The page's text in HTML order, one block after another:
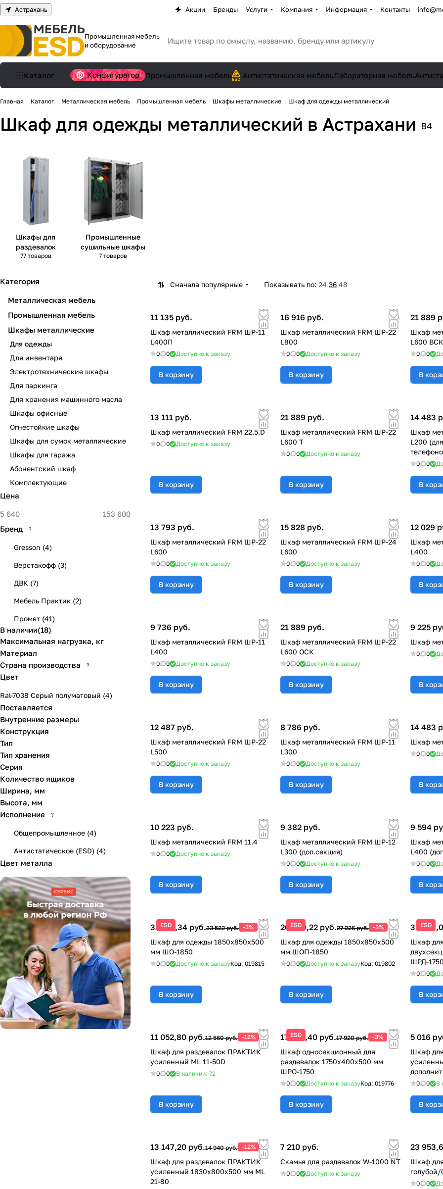
Астрахань Акции Бренды Услуги Компания Информация Контакты
Промышленная мебель
и оборудование
Каталог Конфигуратор Промышленная мебель Антистатическая мебельЛабораторная мебель
Главная Каталог Металлическая мебель Промышленная мебель Шкафы металлические Шкаф для одежды металлический
Шкаф для одежды металлический в Астрахани 84
Шкафы для
раздевалок
77 товаров
Промышленные
сушильные шкафы
7 товаров
Сначала популярные Показывать по: 24 36 48
11 135 руб.
Шкаф металлический FRM ШР-11
L400П
0 0 Доступно к заказу
В корзину
16 916 руб.
Шкаф металлический FRM ШР-22
L800
0 0 Доступно к заказу
В корзину
21 889
Шкаф
L600 ВСК
0 0
В
13 111 руб.
Шкаф металлический FRM 22.5.D
0 0 Доступно к заказу
В корзину
21 889 руб.
Шкаф металлический FRM ШР-22
L600 Т
0 0 Доступно к заказу
В корзину
14 483
Шкаф
L200
0 0
В
13 793 руб.
Шкаф металлический FRM ШР-22
L600
0 0 Доступно к заказу
В корзину
15 828 руб.
Шкаф металлический FRM ШР-24
L600
0 0 Доступно к заказу
В корзину
12 029
Шкаф
L400
0 0
В
9 736 руб.
Шкаф металлический FRM ШР-11
L400
0 0 Доступно к заказу
В корзину
21 889 руб.
Шкаф металлический FRM ШР-22
L600 ОСК
0 0 Доступно к заказу
В корзину
9 225
Шкаф
0 0
В
12 487 руб.
Шкаф металлический FRM ШР-22
L500
0 0 Доступно к заказу
В корзину
8 786 руб.
Шкаф металлический FRM ШР-11
L300
0 0 Доступно к заказу
В корзину
14 483
Шкаф
0 0
В
10 223 руб.
Шкаф металлический FRM 11.4
0 0 Доступно к заказу
В корзину
9 382 руб.
Шкаф металлический FRM ШР-12
L300 (доп.секция)
0 0 Доступно к заказу
В корзину
9 594
Шкаф
L400
0 0
В
ESD
32 516,34 руб.33 522 руб. -3%
Шкаф для одежды 1850х850х500
мм ШО-1850
0 0 Доступно к заказуКод: 019815
В корзину
ESD
26 409,22 руб.27 226 руб. -3%
Шкаф для одежды 1850х850х500
мм ШОП-1850
0 0 Доступно к заказуКод: 019802
В корзину
ESD
31
Шкаф
ШРД-
0 0
В
11 052,80 руб.12 560 руб. -12%
Шкаф для раздевалок ПРАКТИК
усиленный ML 11-50D
0 0 В наличии: 72
В корзину
ESD
17 382,40 руб.17 920 руб. -3%
Шкаф односекционный для
раздевалок 1750х400х500 мм
ШРО-1750
0 0 Доступно к заказуКод: 019776
В корзину
5 016
Шкаф
0 0 В
В
13 147,20 руб.14 940 руб. -12%
Шкаф для раздевалок ПРАКТИК
усиленный 1830x800x500 мм ML
21-80
7 210 руб.
Скамья для раздевалок W-1000 NT
0 0 Доступно к заказу
23
Шкаф
0 0
Категория
Металлическая мебель
Промышленная мебель
Шкафы металлические
Для одежды
Для инвентаря
Электротехнические шкафы
Для паркинга
Для хранения машинного масла
Шкафы офисные
Огнестойкие шкафы
Шкафы для сумок металлические
Шкафы для гаража
Абонентский шкаф
Комплектующие
Цена
Бренд ?
Gresson (4)
Верстакофф (3)
ДВК (7)
Мебель Практик (2)
Промет (41)
В наличии(18)
Максимальная нагрузка, кг
Материал
Страна производства
?
Цвет
Ral-7038 Серый полуматовый (4)
Поставляется
Внутренние размеры
Конструкция
Тип
Тип хранения
Серия
Количество ящиков
Ширина, мм
Высота, мм
Исполнение
?
Общепромышленное (4)
Антистатическое (ESD) (4)
Цвет металла